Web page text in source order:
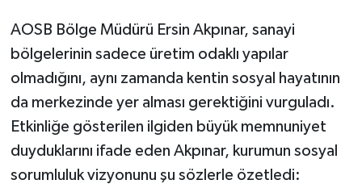
AOSB Bölge Müdürü Ersin Akpınar, sanayi
bölgelerinin sadece üretim odaklı yapılar
olmadığını, aynı zamanda kentin sosyal hayatının
da merkezinde yer alması gerektiğini vurguladı.
Etkinliğe gösterilen ilgiden büyük memnuniyet
duyduklarını ifade eden Akpınar, kurumun sosyal
sorumluluk vizyonunu şu sözlerle özetledi: